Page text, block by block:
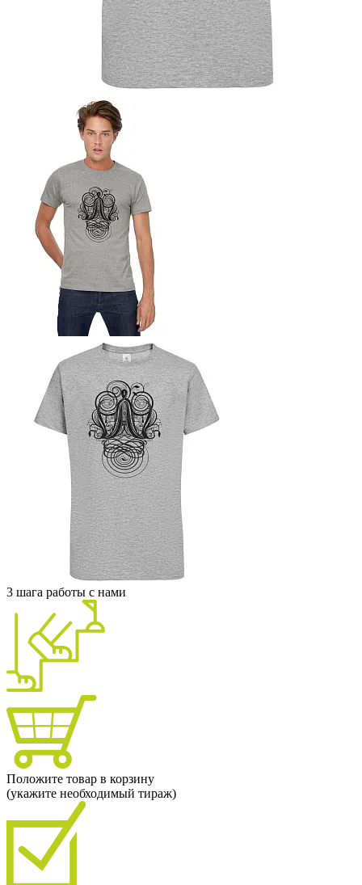
3 шага работы с нами
Положите товар в корзину
(укажите необходимый тираж)